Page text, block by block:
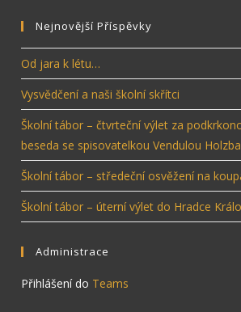
Nejnovější Příspěvky
Od jara k létu…
Vysvědčení a naši školní skřítci
Školní tábor – čtvrteční výlet za
beseda se spisovatelkou Vendulou
Školní tábor – středeční osvěžení na
Školní tábor – úterní výlet do Hradce
Administrace
Přihlášení do Teams